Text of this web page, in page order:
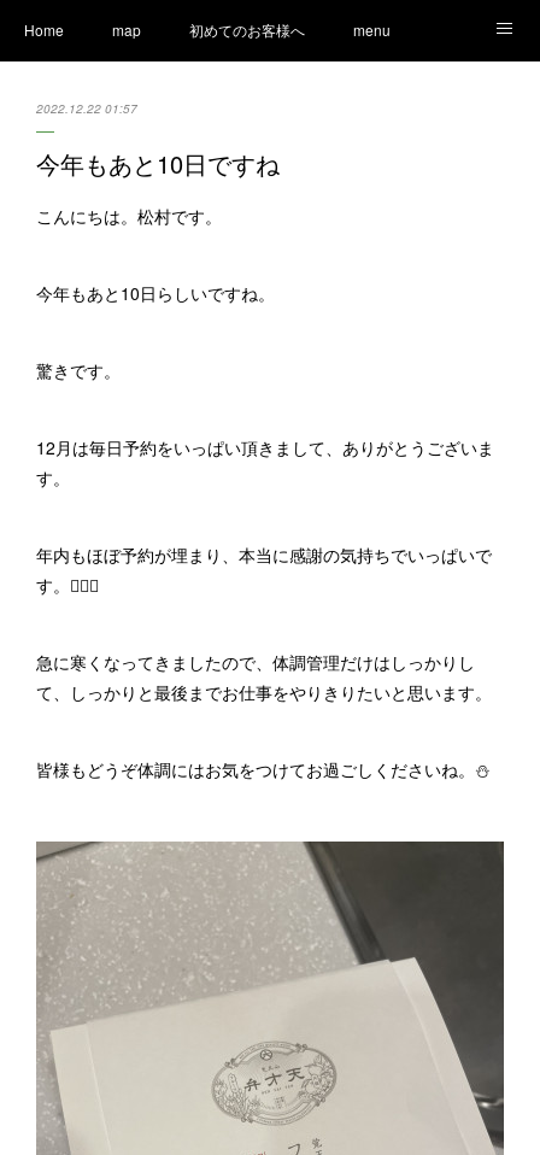
Home map 初めてのお客様へ menu
2022.12.22 01:57
今年もあと10日ですね
こんにちは。松村です。
今年もあと10日らしいですね。
驚きです。
12月は毎日予約をいっぱい頂きまして、ありがとうございま
す。
年内もほぼ予約が埋まり、本当に感謝の気持ちでいっぱいで
す。🙇🏼‍♂️
急に寒くなってきましたので、体調管理だけはしっかりし
て、しっかりと最後までお仕事をやりきりたいと思います。
皆様もどうぞ体調にはお気をつけてお過ごしくださいね。⛄️